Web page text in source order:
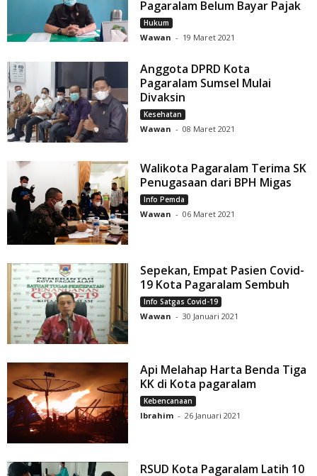
Pagaralam Belum Bayar Pajak
Hukum
Wawan - 19 Maret 2021
Anggota DPRD Kota
Pagaralam Sumsel Mulai
Divaksin
Kesehatan
Wawan - 08 Maret 2021
Walikota Pagaralam Terima SK
Penugasaan dari BPH Migas
Info Pemda
Wawan - 06 Maret 2021
Sepekan, Empat Pasien Covid-
19 Kota Pagaralam Sembuh
Info Satgas Covid-19
Wawan - 30 Januari 2021
Api Melahap Harta Benda Tiga
KK di Kota pagaralam
Kebencanaan
Ibrahim - 26 Januari 2021
RSUD Kota Pagaralam Latih 10